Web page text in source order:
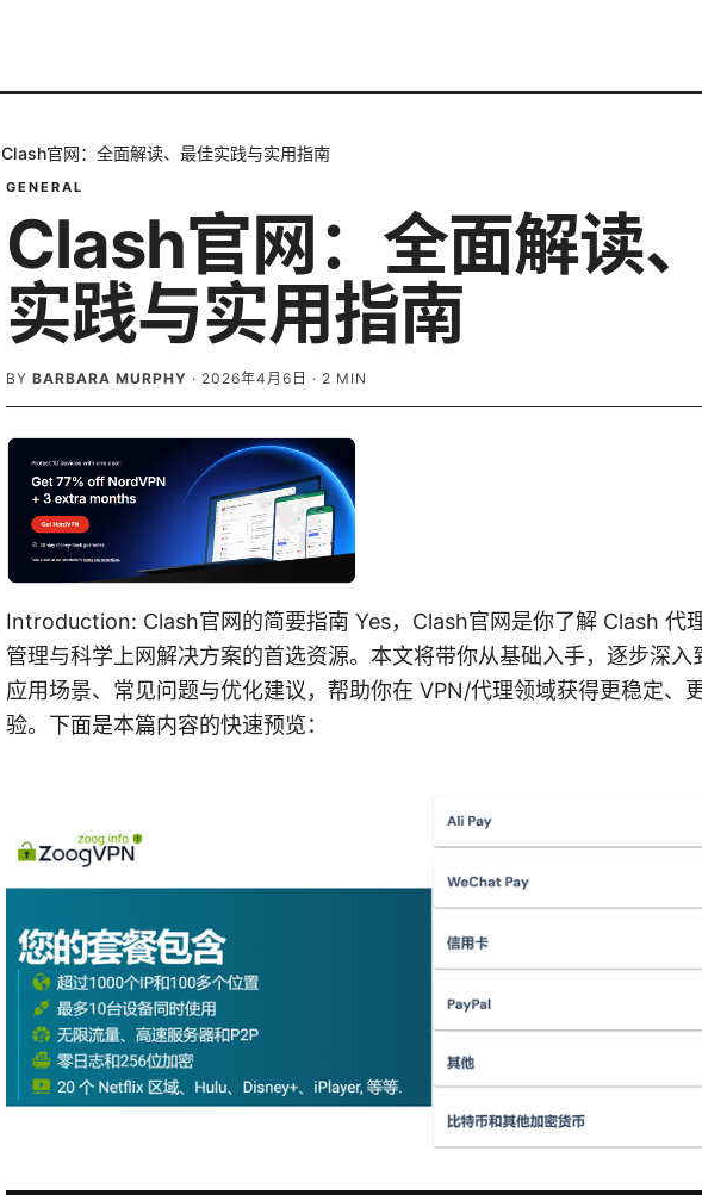
Clash官网：全面解读、最佳实践与实用指南
GENERAL
Clash官网：全面解读
实践与实用指南
BY BARBARA MURPHY · 2026年4月6日 · 2 MIN
Introduction: Clash官网的简要指南 Yes，Clash官网是你了解 Clash 代
管理与科学上网解决方案的首选资源。本文将带你从基础入手，逐步深入
应用场景、常见问题与优化建议，帮助你在 VPN/代理领域获得更稳定、
验。下面是本篇内容的快速预览：